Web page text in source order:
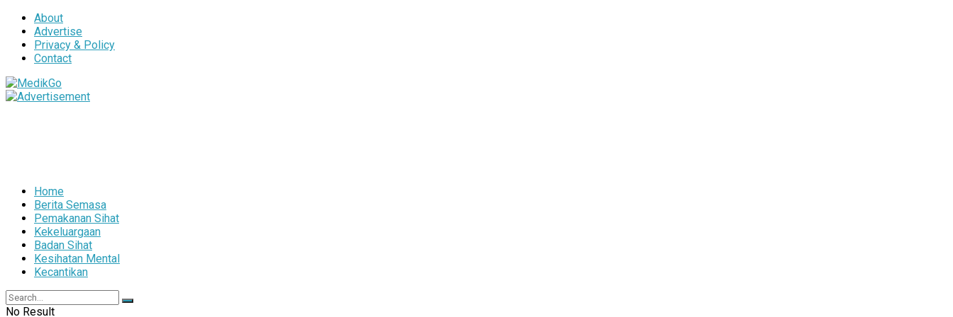
About
Advertise
Privacy & Policy
Contact
Home
Berita Semasa
Pemakanan Sihat
Kekeluargaan
Badan Sihat
Kesihatan Mental
Kecantikan
No Result